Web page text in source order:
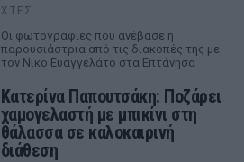
ΧΤΕΣ
Οι φωτογραφίες που ανέβασε η
παρουσιάστρια από τις διακοπές της με
τον Νίκο Ευαγγελάτο στα Επτάνησα
Κατερίνα Παπουτσάκη: Ποζάρει
χαμογελαστή με μπικίνι στη
θάλασσα σε καλοκαιρινή
διάθεση